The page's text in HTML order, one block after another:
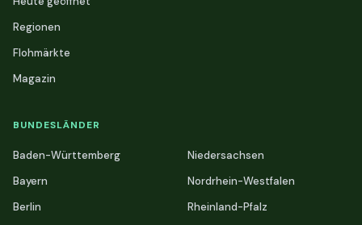
Regionen
Flohmärkte
Magazin
BUNDESLÄNDER
Baden-Württemberg
Bayern
Berlin
Niedersachsen
Nordrhein-Westfalen
Rheinland-Pfalz